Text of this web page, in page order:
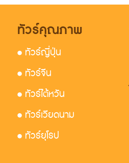
ทัวร์คุณภาพ
• ทัวร์ญี่ปุ่น
• ทัวร์จีน
• ทัวร์ไต้หวัน
• ทัวร์เวียดนาม
• ทัวร์ยุโรป